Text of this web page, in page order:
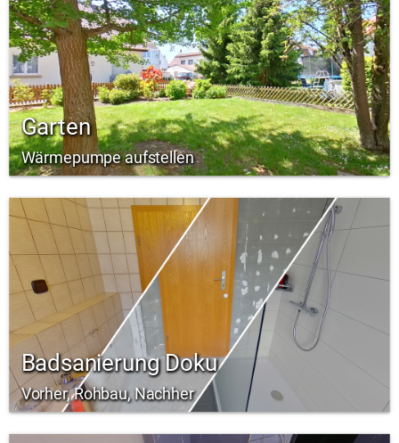
Garten
Wärmepumpe aufstellen
Badsanierung Doku
Vorher, Rohbau, Nachher